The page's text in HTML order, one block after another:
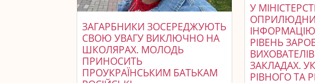
ЗАГАРБНИКИ ЗОСЕРЕДЖУЮТЬ
СВОЮ УВАГУ ВИКЛЮЧНО НА
ШКОЛЯРАХ. МОЛОДЬ
ПРИНОСИТЬ
ПРОУКРАЇНСЬКИМ БАТЬКАМ
У
РІВЕНЬ
ЗАКЛАДАХ.
РІВНОГО ТА